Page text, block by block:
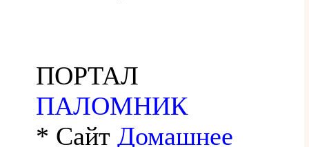
ПОРТАЛ
ПАЛОМНИК
* Сайт Домашнее